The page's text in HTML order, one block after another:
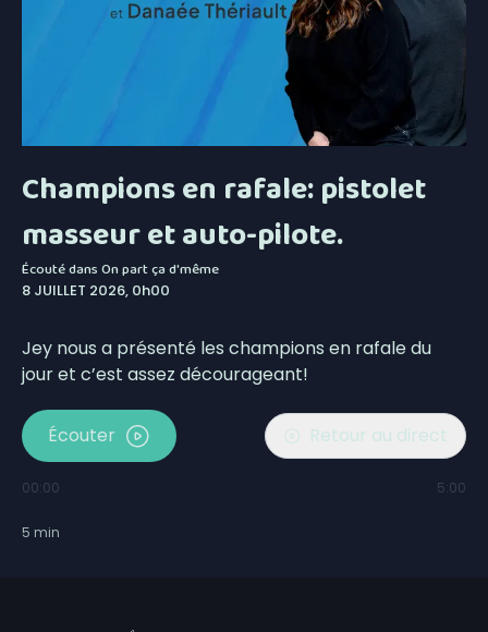
Champions en rafale: pistolet
masseur et auto-pilote.
Écouté dansOn part ça d'même
8 JUILLET 2026, 0h00
Jey nous a présenté les champions en rafale du
jour et c’est assez décourageant!
Écouter Retour au direct
00:00 5:00
5 min